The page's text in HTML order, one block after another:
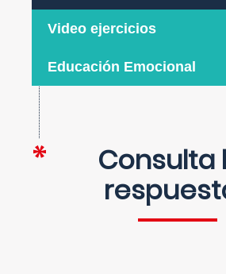
Video ejercicios
Educación Emocional
Consulta